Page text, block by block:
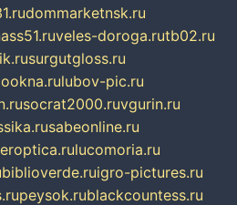
dommarketnsk.ru
veles-doroga.rutb02.ru
surgutgloss.ru
lubov-pic.ru
socrat2000.ruvgurin.ru
sabeonline.ru
lucomoria.ru
biblioverde.ruigro-pictures.ru
peysok.rublackcountess.ru